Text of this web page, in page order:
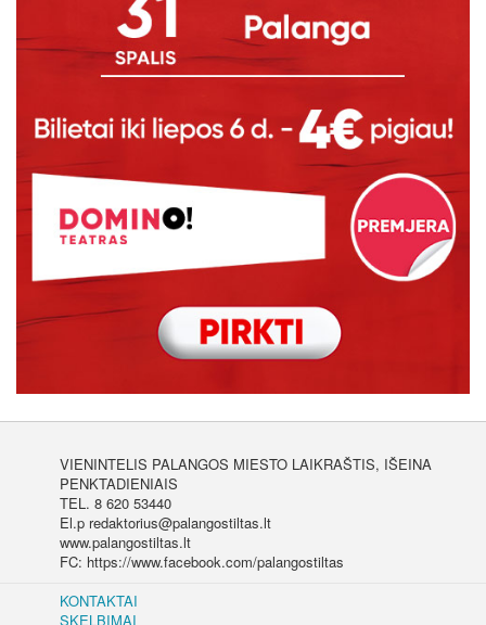
VIENINTELIS PALANGOS MIESTO LAIKRAŠTIS, IŠEINA
PENKTADIENIAIS
TEL. 8 620 53440
El.p redaktorius@palangostiltas.lt
www.palangostiltas.lt
FC: https://www.facebook.com/palangostiltas
KONTAKTAI
SKELBIMAI